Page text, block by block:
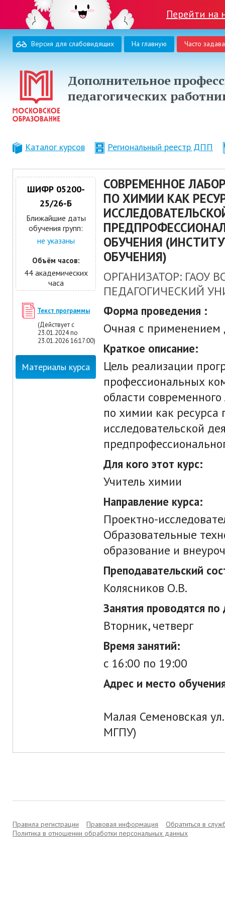
Перейти на
Версия для слабовидящих На главную Часто
Дополнительное
педагогических
Каталог курсов Региональный реестр ДПП
ШИФР 05200-
25/26-Б
Ближайшие даты
обучения групп:
не указаны
Объём часов:
44 академических
часа
Текст программы
(Действует с
23.01.2024 по
23.01.2026 16:17:00)
Материалы курса
СОВРЕМЕННОЕ
ПО ХИМИИ КАК
ОБУЧЕНИЯ
ОБУЧЕНИЯ)
ОРГАНИЗАТОР: ГАОУ
ПЕДАГОГИЧЕСКИЙ
Форма проведения :
Очная с
Краткое описание:
Цель реализации
профессиональных
области
по химии как ресурса
исследовательской
Для кого этот курс:
Учитель химии
Направление курса:
Проектно-
Образовательные
образование и
Преподавательский
Колясников О.В.
Занятия проводятся
Вторник, четверг
Время занятий:
c 16:00 по 19:00
Адрес и место
Малая Семеновская
МГПУ)
Правила регистрации Правовая информация
Обратиться в
Политика в отношении обработки персональных данных